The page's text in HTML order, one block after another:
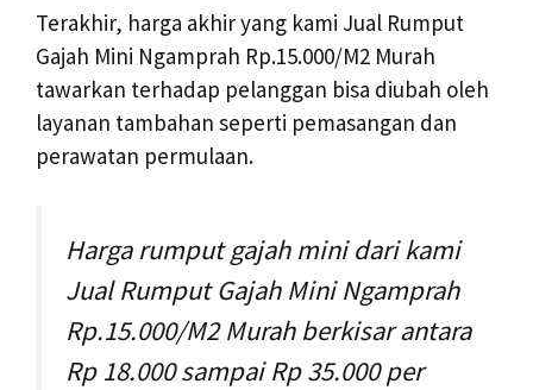
Terakhir, harga akhir yang kami Jual Rumput
Gajah Mini Ngamprah Rp.15.000/M2 Murah
tawarkan terhadap pelanggan bisa diubah oleh
layanan tambahan seperti pemasangan dan
perawatan permulaan.
Harga rumput gajah mini dari kami
Jual Rumput Gajah Mini Ngamprah
Rp.15.000/M2 Murah berkisar antara
Rp 18.000 sampai Rp 35.000 per